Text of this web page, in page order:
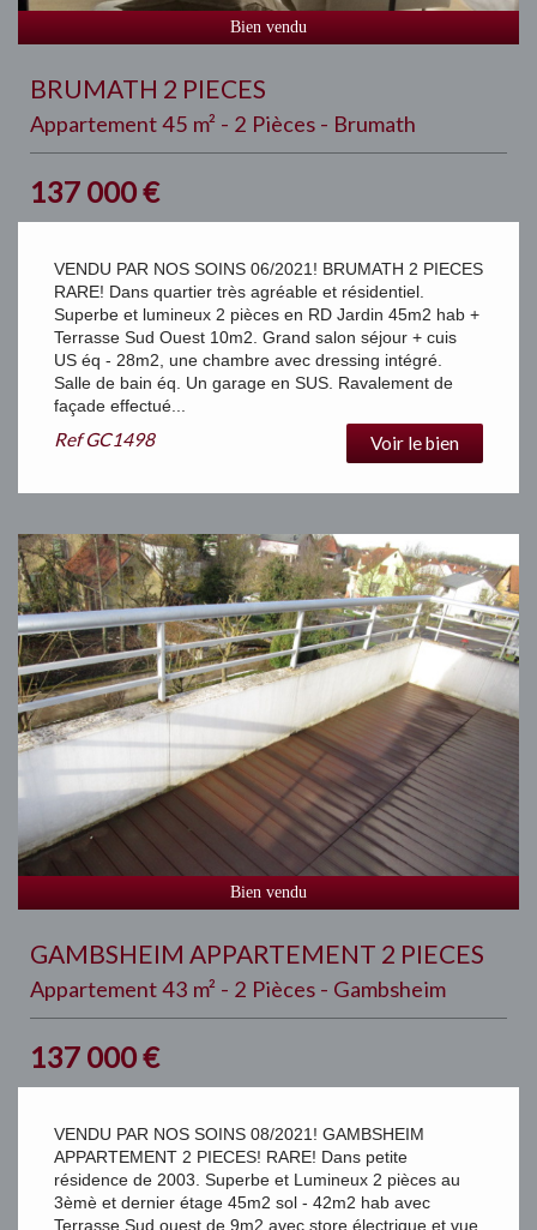
Bien vendu
BRUMATH 2 PIECES
Appartement 45 m² - 2 Pièces - Brumath
137 000€
VENDU PAR NOS SOINS 06/2021! BRUMATH 2 PIECES
RARE! Dans quartier très agréable et résidentiel.
Superbe et lumineux 2 pièces en RD Jardin 45m2 hab +
Terrasse Sud Ouest 10m2. Grand salon séjour + cuis
US éq - 28m2, une chambre avec dressing intégré.
Salle de bain éq. Un garage en SUS. Ravalement de
façade effectué...
RefGC1498 Voir le bien
Bien vendu
GAMBSHEIM APPARTEMENT 2 PIECES
Appartement 43 m² - 2 Pièces - Gambsheim
137 000€
VENDU PAR NOS SOINS 08/2021! GAMBSHEIM
APPARTEMENT 2 PIECES! RARE! Dans petite
résidence de 2003. Superbe et Lumineux 2 pièces au
3èmè et dernier étage 45m2 sol - 42m2 hab avec
Terrasse Sud ouest de 9m2 avec store électrique et vue